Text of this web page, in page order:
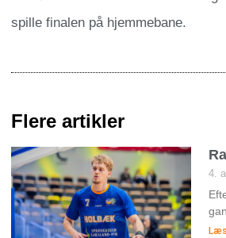
spille finalen på hjemmebane.
Flere artikler
4.